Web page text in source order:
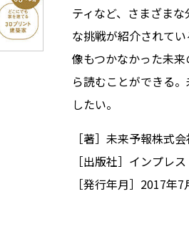
ティなど、さまざま
な挑戦が紹介されて
像もつかなかった未
ら読むことができる
したい。
［著］未来予報株式
［出版社］インプレス
［発行年月］2017年7